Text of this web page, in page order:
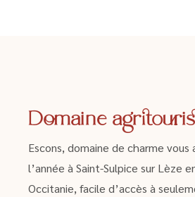
Domaine
Escons, domaine de charme
l’année à Saint-Sulpice sur Lèze
Occitanie, facile d’accès à